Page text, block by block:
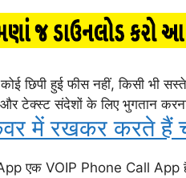
छिपी हुई फीस नहीं, किसी भी
टेक्स्ट संदेशों के लिए भुगतान
में रखकर करते हैं
एक VOIP Phone Call App है,